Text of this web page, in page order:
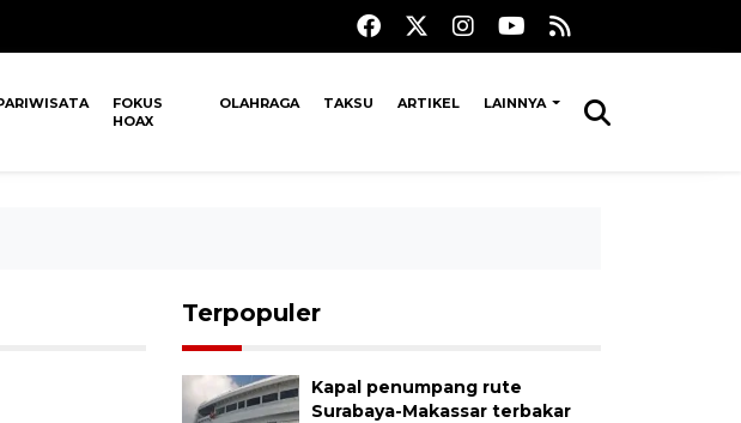
FOKUS
HOAX
OLAHRAGA TAKSU ARTIKEL LAINNYA
Terpopuler
Kapal penumpang rute
Surabaya-Makassar terbakar